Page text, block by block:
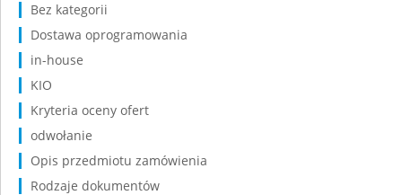
Bez kategorii
Dostawa oprogramowania
in-house
KIO
Kryteria oceny ofert
odwołanie
Opis przedmiotu zamówienia
Rodzaje dokumentów